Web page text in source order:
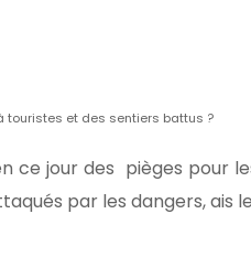
touristes et des sentiers battus ?
ce jour des pièges
par les dangers,